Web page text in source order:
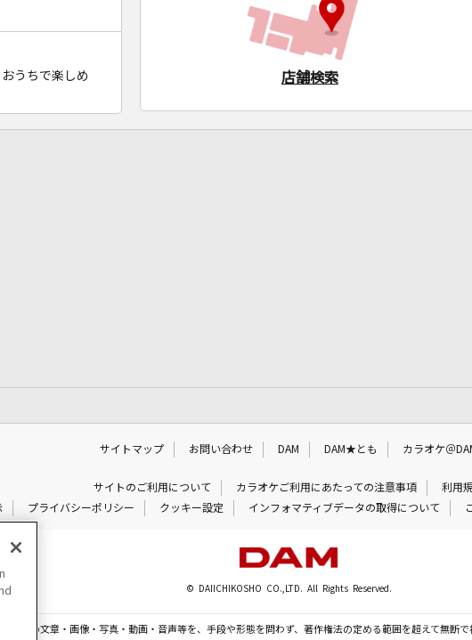
うちで楽しめ
店舗検索
サイトマップ お問い合わせ DAM DAM★とも カラオケ＠
サイトのご利用について カラオケご利用にあたっての注意事項
利用
プライバシーポリシー クッキー設定 インフォマティブデータの取得について
© DAIICHIKOSHO CO.,LTD. All Rights Reserved.
る一切の文章・画像・写真・動画・音声等を、手段や形態を問わず、著作権法の定める範囲を超えて無断